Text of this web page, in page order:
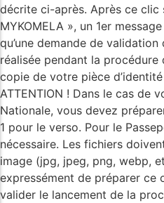
décrite ci-après. Après ce clic
MYKOMELA », un 1er
qu’une demande de
réalisée pendant la procédure
copie de votre pièce
ATTENTION ! Dans le cas de
Nationale, vous devez
1 pour le verso. Pour le
nécessaire. Les fichiers
image (jpg, jpeg, png, webp,
expressément de préparer ce
valider le lancement de la